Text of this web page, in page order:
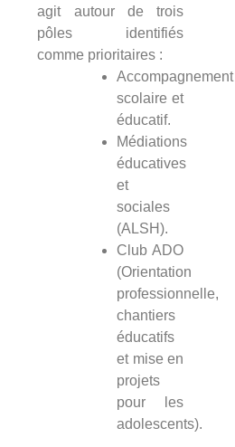
agit autour de trois
pôles identifiés
comme prioritaires :
Accompagnement
scolaire et
éducatif.
Médiations
éducatives
et
sociales
(ALSH).
Club ADO
(Orientation
professionnelle,
chantiers
éducatifs
et mise en
projets
pour les
adolescents).